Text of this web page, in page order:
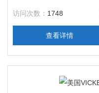
贸为一体的企业，推动我国
前进的动力！ 上海谱瑞特
（VICKERS）是伊顿集团
访问次数： 1748
查看详情